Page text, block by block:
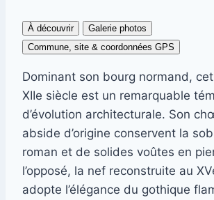
À découvrir
Galerie photos
Commune, site & coordonnées GPS
Dominant son bourg normand,
XIIe siècle est un remarquable
d’évolution architecturale. Son
abside d’origine conservent la
roman et de solides voûtes en
l’opposé, la nef reconstruite au
adopte l’élégance du gothique